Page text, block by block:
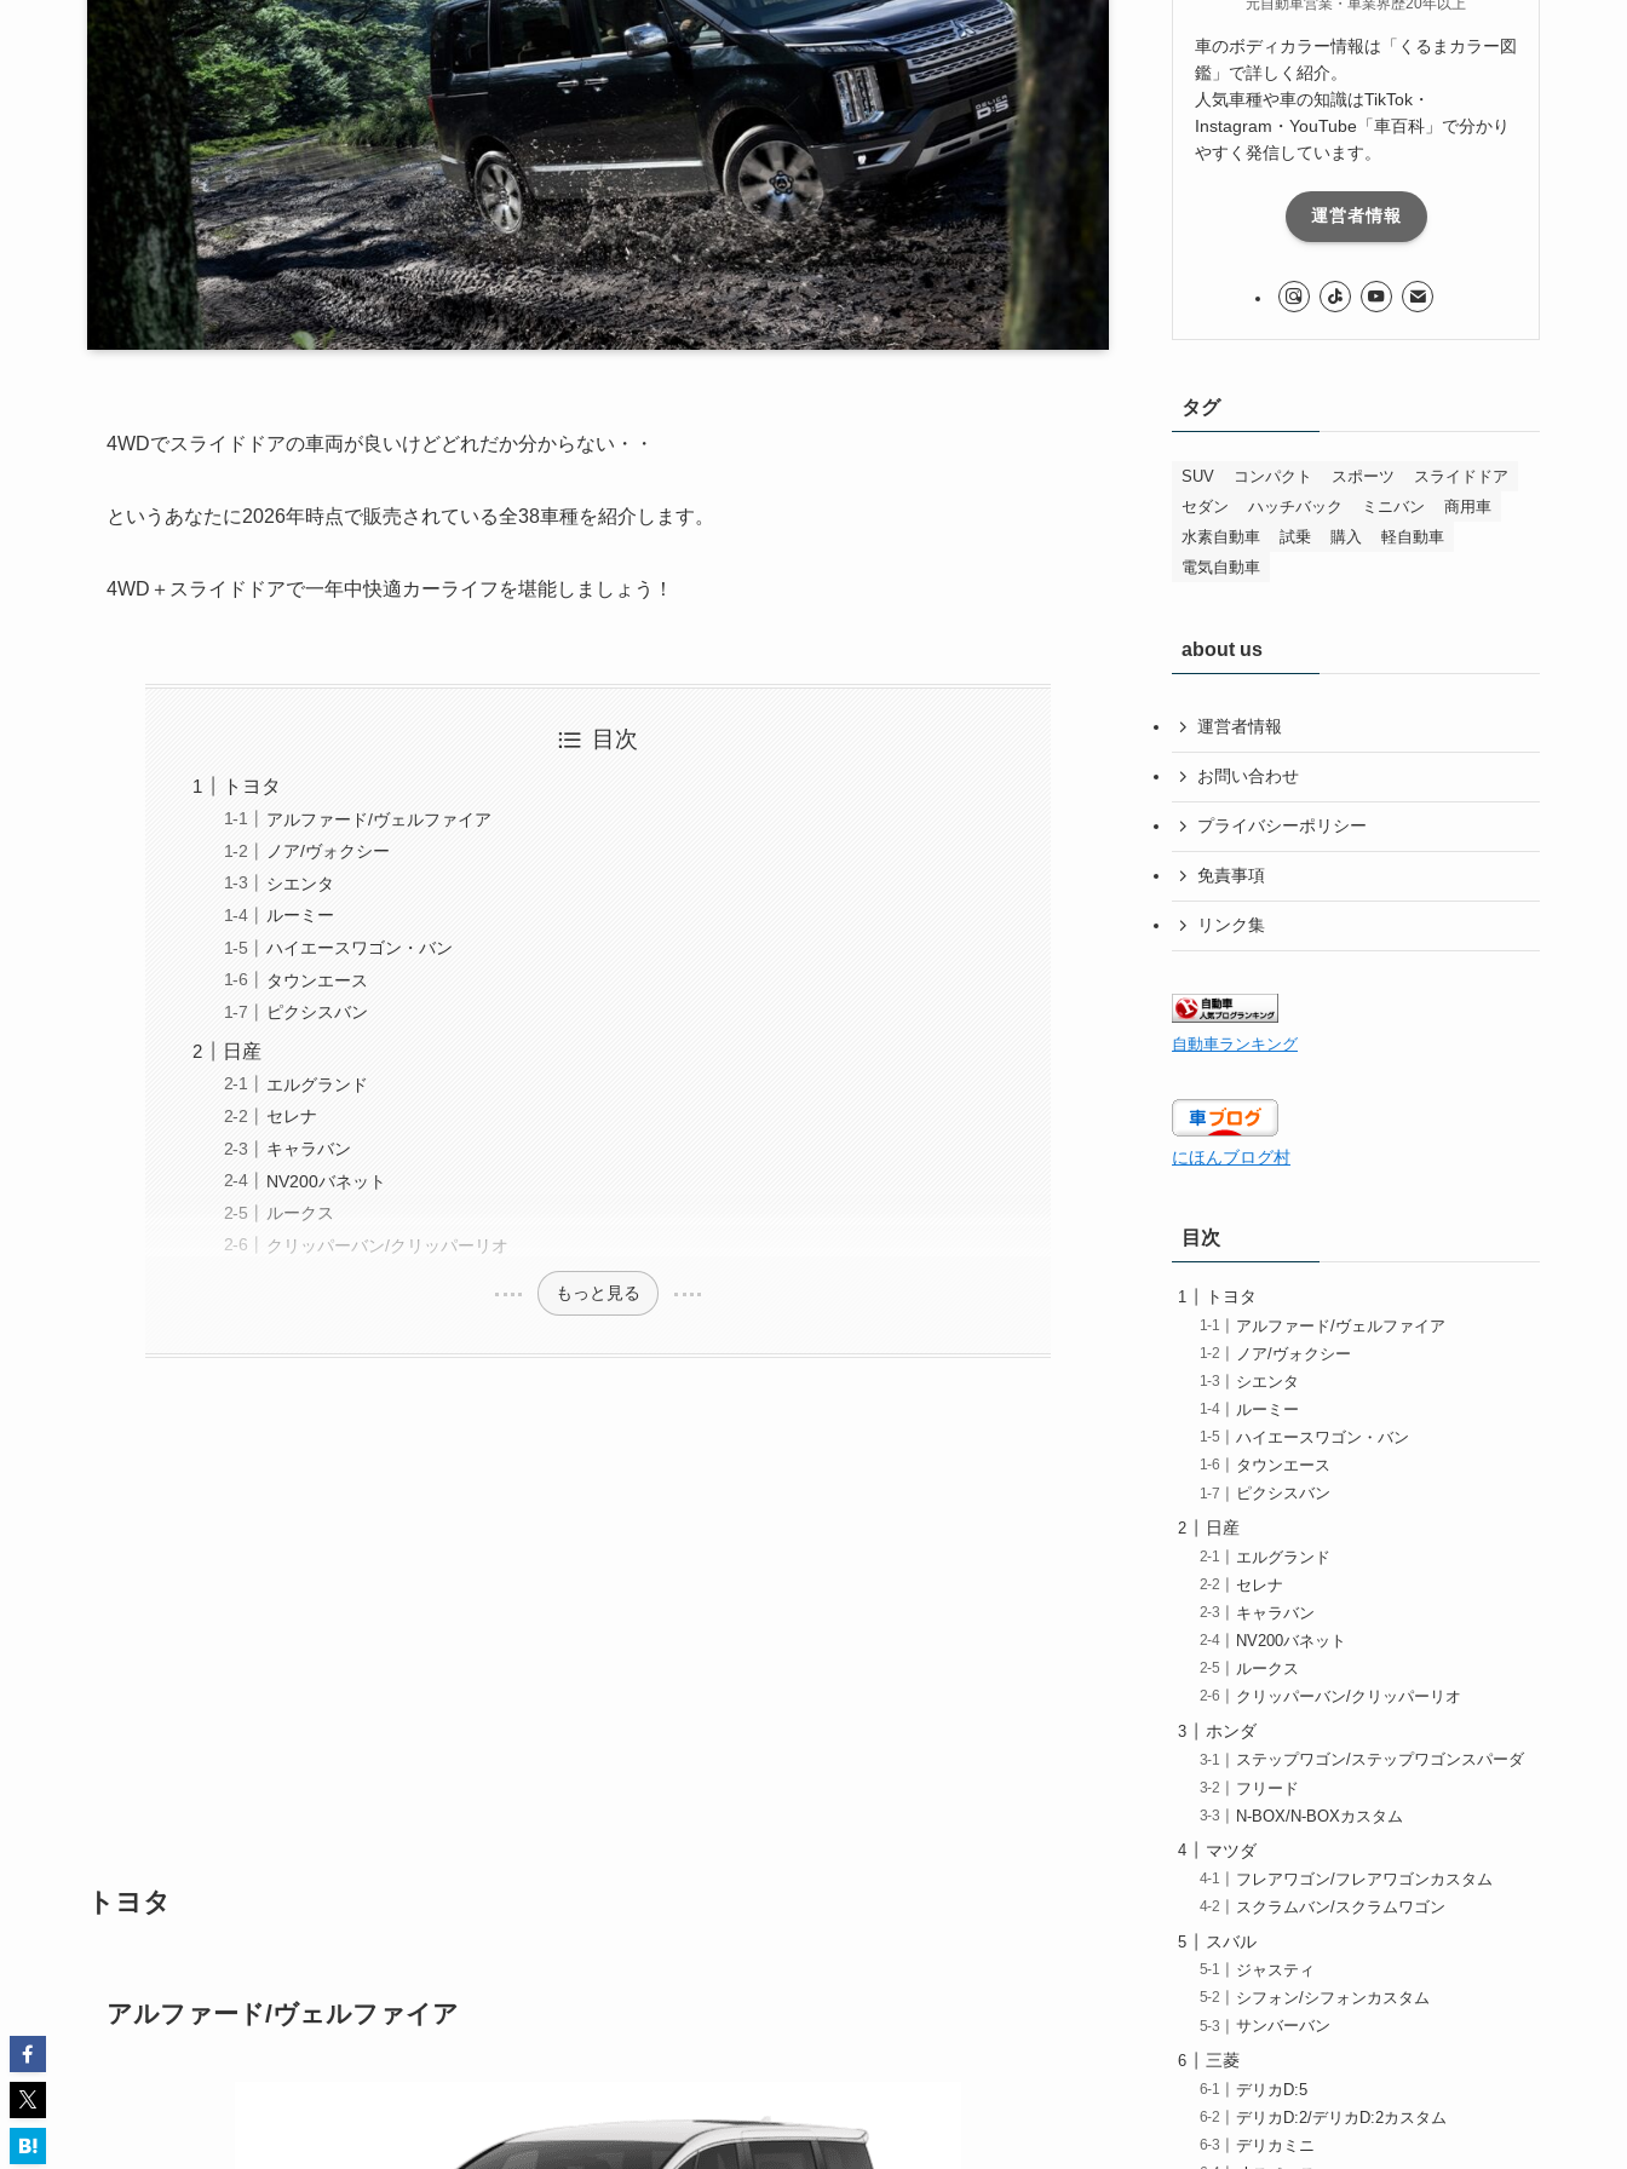
4WDでスライドドアの車両が良いけどどれだか分からない・・
というあなたに2026年時点で販売されている全38車種を紹介します。
4WD＋スライドドアで一年中快適カーライフを堪能しましょう！
目次
トヨタ
アルファード/ヴェルファイア
ノア/ヴォクシー
シエンタ
ルーミー
ハイエースワゴン・バン
タウンエース
ピクシスバン
日産
エルグランド
セレナ
キャラバン
NV200バネット
ルークス
クリッパーバン/クリッパーリオ
もっと見る
トヨタ
アルファード/ヴェルファイア
車のボディカラー情報は「くるまカラー図
鑑」で詳しく紹介。
人気車種や車の知識はTikTok・
Instagram・YouTube「車百科」で分かり
やすく発信しています。
運営者情報
タグ
SUV コンパクト スポーツ
スライドドア
セダン
ハッチバック ミニバン
商用車
水素自動車
試乗 購入
軽自動車
電気自動車
about us
運営者情報
お問い合わせ
プライバシーポリシー
免責事項
リンク集
自動車ランキング
にほんブログ村
目次
トヨタ
アルファード/ヴェルファイア
ノア/ヴォクシー
シエンタ
ルーミー
ハイエースワゴン・バン
タウンエース
ピクシスバン
日産
エルグランド
セレナ
キャラバン
NV200バネット
ルークス
クリッパーバン/クリッパーリオ
ホンダ
ステップワゴン/ステップワゴンスパーダ
フリード
N-BOX/N-BOXカスタム
マツダ
フレアワゴン/フレアワゴンカスタム
スクラムバン/スクラムワゴン
スバル
ジャスティ
シフォン/シフォンカスタム
サンバーバン
三菱
デリカD:5
デリカD:2/デリカD:2カスタム
デリカミニ